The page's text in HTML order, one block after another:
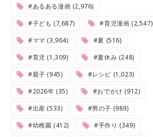
#あるある漫画 (2,976)
#子ども (7,687)
#育児漫画 (2,547)
#ママ (3,964)
#夏 (516)
#育児 (1,309)
#夏休み (248)
#親子 (945)
#レシピ (1,023)
#2026年 (35)
#おでかけ (912)
#出産 (533)
#男の子 (989)
#幼稚園 (412)
#手作り (349)